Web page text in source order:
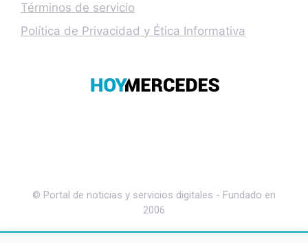
Términos de servicio
Política de Privacidad y Ética Informativa
© Portal de noticias y servicios digitales - Fundado en
2006